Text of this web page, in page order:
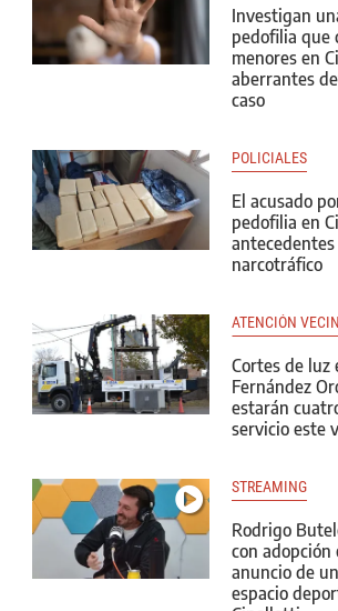
Investigan
pedofilia que
menores en
aberrantes
caso
POLICIALES
El acusado
pedofilia en
narcotráfico
ATENCIÓN
Cortes de
Fernández
estarán
servicio este
STREAMING
Rodrigo
con adopción
anuncio de
espacio